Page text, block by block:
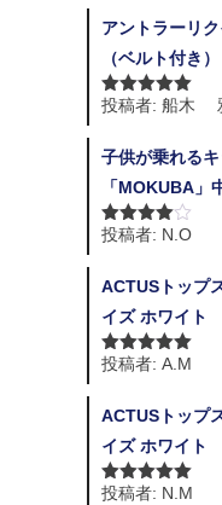
アントラーリ
（ベルト付き）
5段階中 5の
投稿者: 船木
子供が乗れる
「MOKUBA
5段階中 4
投稿者: N.O
ACTUSトップ
イズ ホワイト
5段階中 5の
投稿者: A.M
ACTUSトップ
イズ ホワイト
5段階中 5の
投稿者: N.M